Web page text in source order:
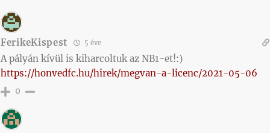
FerikeKispest 5 éve
A pályán kívül is kiharcoltuk az NB1-et!:)
https://honvedfc.hu/hirek/megvan-a-licenc/2021-05-06
0